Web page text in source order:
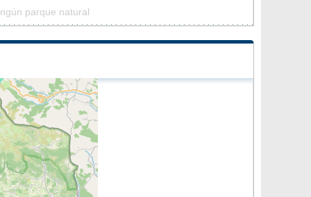
parque natural